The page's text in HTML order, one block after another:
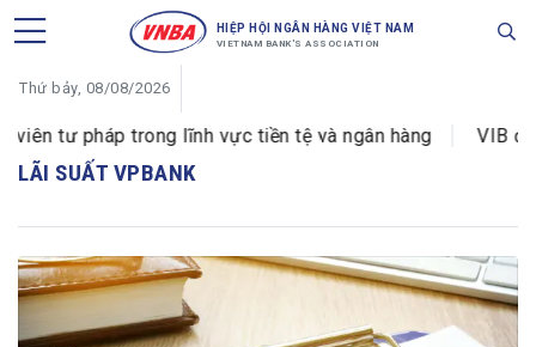
HIỆP HỘI NGÂN HÀNG VIỆT NAM
VIETNAM BANK'S ASSOCIATION
Thứ bảy, 08/08/2026
tư pháp trong lĩnh vực tiền tệ và ngân hàng VIB
LÃI SUẤT VPBANK